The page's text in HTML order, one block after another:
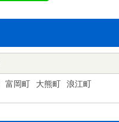
富岡町 大熊町 浪江町